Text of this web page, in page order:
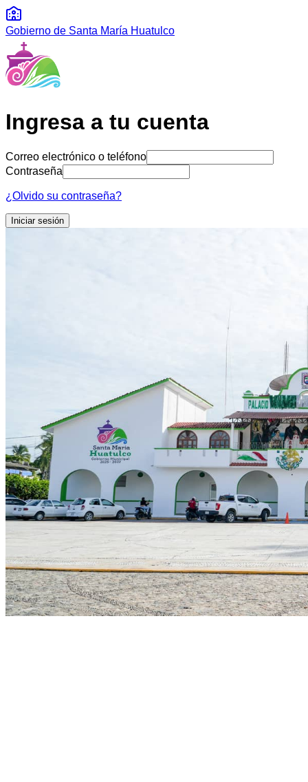
Gobierno de Santa María Huatulco
Ingresa a tu cuenta
Correo electrónico o teléfono
Contraseña
¿Olvido su contraseña?
Iniciar sesión